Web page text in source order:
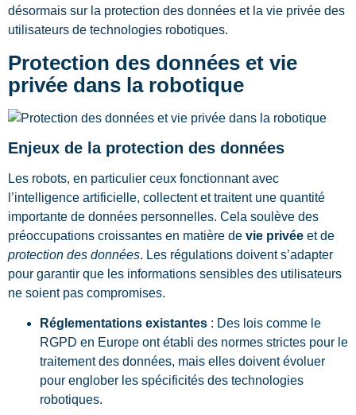
désormais sur la protection des données et la vie privée des
utilisateurs de technologies robotiques.
Protection des données et vie
privée dans la robotique
Enjeux de la protection des données
Les robots, en particulier ceux fonctionnant avec
l’intelligence artificielle, collectent et traitent une quantité
importante de données personnelles. Cela soulève des
préoccupations croissantes en matière de vie privée et de
protection des données. Les régulations doivent s’adapter
pour garantir que les informations sensibles des utilisateurs
ne soient pas compromises.
Réglementations existantes : Des lois comme le
RGPD en Europe ont établi des normes strictes pour le
traitement des données, mais elles doivent évoluer
pour englober les spécificités des technologies
robotiques.